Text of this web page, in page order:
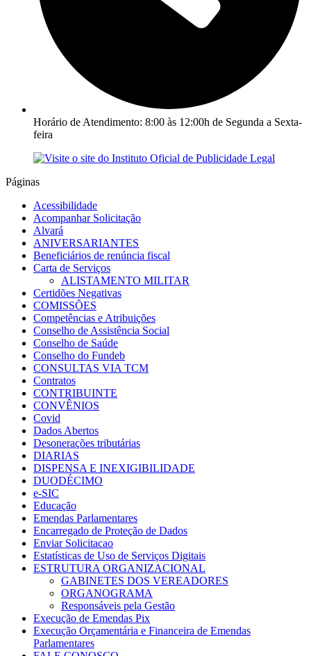
Horário de Atendimento: 8:00 às 12:00h de Segunda a Sexta-
feira
Páginas
Acessibilidade
Acompanhar Solicitação
Alvará
ANIVERSARIANTES
Beneficiários de renúncia fiscal
Carta de Serviços
ALISTAMENTO MILITAR
Certidões Negativas
COMISSÕES
Competências e Atribuições
Conselho de Assistência Social
Conselho de Saúde
Conselho do Fundeb
CONSULTAS VIA TCM
Contratos
CONTRIBUINTE
CONVÊNIOS
Covid
Dados Abertos
Desonerações tributárias
DIARIAS
DISPENSA E INEXIGIBILIDADE
DUODÉCIMO
e-SIC
Educação
Emendas Parlamentares
Encarregado de Proteção de Dados
Enviar Solicitacao
Estatísticas de Uso de Serviços Digitais
ESTRUTURA ORGANIZACIONAL
GABINETES DOS VEREADORES
ORGANOGRAMA
Responsáveis pela Gestão
Execução de Emendas Pix
Execução Orçamentária e Financeira de Emendas
Parlamentares